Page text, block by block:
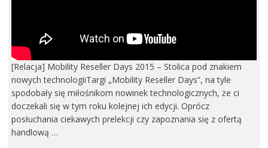
[Relacja] Mobility Reseller Days 2015 – Stolica pod znakiem
nowych technologiiTargi „Mobility Reseller Days”, na tyle
spodobały się miłośnikom nowinek technologicznych, że ci
doczekali się w tym roku kolejnej ich edycji. Oprócz
posłuchania ciekawych prelekcji czy zapoznania się z ofertą
handlową …